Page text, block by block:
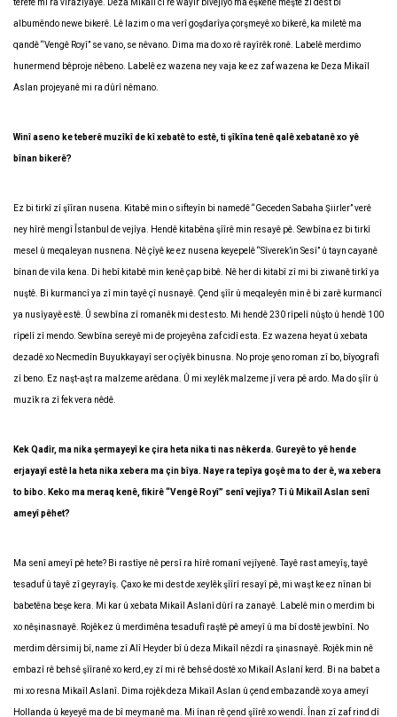
terefê mi ra virazîyayê. Deza Mikaîl ci rê wayîr bivejîyo ma eşkenê meşte zî dest bi
albumêndo newe bikerê. Lê lazim o ma verî goşdarîya çorşmeyê xo bikerê, ka miletê ma
qandê “Vengê Royî” se vano, se nêvano. Dima ma do xo rê rayîrêk ronê. Labelê merdimo
hunermend bêproje nêbeno. Labelê ez wazena ney vaja ke ez zaf wazena ke Deza Mikaîl
Aslan projeyanê mi ra dûrî nêmano.
Winî aseno ke teberê muzîkî de kî xebatê to estê, ti şîkîna tenê qalê xebatanê xo yê
bînan bikerê?
Ez bi tirkî zî şîîran nusena. Kitabê min o sifteyîn bi namedê “Geceden Sabaha Şiirler” verê
ney hîrê mengî Îstanbul de vejîya. Hendê kitabêna şîîrê min resayê pê. Sewbîna ez bi tirkî
mesel û meqaleyan nusnena. Nê çîyê ke ez nusena keyepelê “Sîverek’in Sesî” û tayn cayanê
bînan de vila kena. Di hebî kitabê min kenê çap bibê. Nê her di kitabî zî mi bi ziwanê tirkî ya
nuştê. Bi kurmancî ya zî min tayê çî nusnayê. Çend şîîr û meqaleyên min ê bi zarê kurmancî
ya nusîyayê estê. Û sewbîna zî romanêk mi dest esto. Mi hendê 230 rîpelî nûşto û hendê 100
rîpelî zî mendo. Sewbîna sereyê mi de projeyêna zaf cidî esta. Ez wazena heyat û xebata
dezadê xo Necmedîn Buyukkayayî ser o çîyêk binusna. No proje şeno roman zî bo, bîyografî
zî beno. Ez naşt-aşt ra malzeme arêdana. Û mi xeylêk malzeme jî vera pê ardo. Ma do şîîr û
muzîk ra zî fek vera nêdê.
Kek Qadîr, ma nika şermayeyî ke çira heta nika ti nas nêkerda. Gureyê to yê hende
erjayayî estê la heta nika xebera ma çin bîya. Naye ra tepîya goşê ma to der ê, wa xebera
to bibo. Keko ma meraq kenê, fikirê “Vengê Royî” senî vejîya? Ti û Mikaîl Aslan senî
ameyî pêhet?
Ma senî ameyî pê hete? Bi rastîye nê persî ra hîrê romanî vejîyenê. Tayê rast ameyîş, tayê
tesaduf û tayê zî geyrayîş. Çaxo ke mi dest de xeylêk şîîrî resayî pê, mi waşt ke ez nînan bi
babetêna beşe kera. Mi kar û xebata Mikaîl Aslanî dûrî ra zanayê. Labelê min o merdim bi
xo nêşinasnayê. Rojêk ez û merdimêna tesadufî raştê pê ameyî û ma bî dostê jewbînî. No
merdim dêrsimij bî, name zî Alî Heyder bî û deza Mikaîl nêzdî ra şinasnayê. Rojêk min nê
embazî rê behsê şîîranê xo kerd, ey zî mi rê behsê dostê xo Mikaîl Aslanî kerd. Bi na babet a
mi xo resna Mikaîl Aslanî. Dima rojêk deza Mikaîl Aslan û çend embazandê xo ya ameyî
Hollanda û keyeyê ma de bî meymanê ma. Mi înan rê çend şîîrê xo wendî. Înan zî zaf rind dî